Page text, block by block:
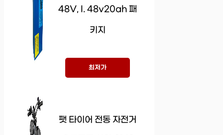
48V, I. 48v20ah 패
키지
최저가
팻 타이어 전동 자전거